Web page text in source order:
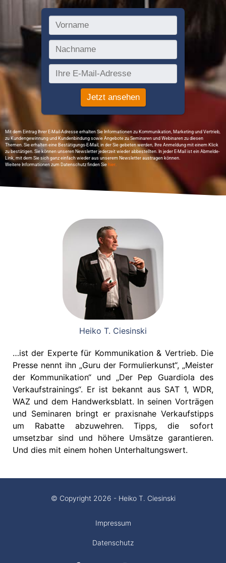
Mit dem Eintrag Ihrer E-Mail-Adresse erhalten Sie Informationen zu Kommunikation, Marketing und Vertrieb,
zu Kundengewinnung und Kundenbindung sowie Angebote zu Seminaren und Webinaren zu diesen
Themen. Sie erhalten eine Bestätigungs-E-Mail, in der Sie gebeten werden, Ihre Anmeldung mit einem Klick
zu bestätigen. Sie können unseren Newsletter jederzeit wieder abbestellten. In jeder E-Mail ist ein Abmelde-
Link, mit dem Sie sich ganz einfach wieder aus unserem Newsletter austragen können.
Weitere Informationen zum Datenschutz finden Sie hier..
Heiko T. Ciesinski
…ist der Experte für Kommunikation & Vertrieb. Die
Presse nennt ihn „Guru der Formulierkunst“, „Meister
der Kommunikation“ und „Der Pep Guardiola des
Verkaufstrainings“. Er ist bekannt aus SAT 1, WDR,
WAZ und dem Handwerksblatt. In seinen Vorträgen
und Seminaren bringt er praxisnahe Verkaufstipps
um Rabatte abzuwehren. Tipps, die sofort
umsetzbar sind und höhere Umsätze garantieren.
Und dies mit einem hohen Unterhaltungswert.
© Copyright 2026 - Heiko T. Ciesinski
Impressum
Datenschutz